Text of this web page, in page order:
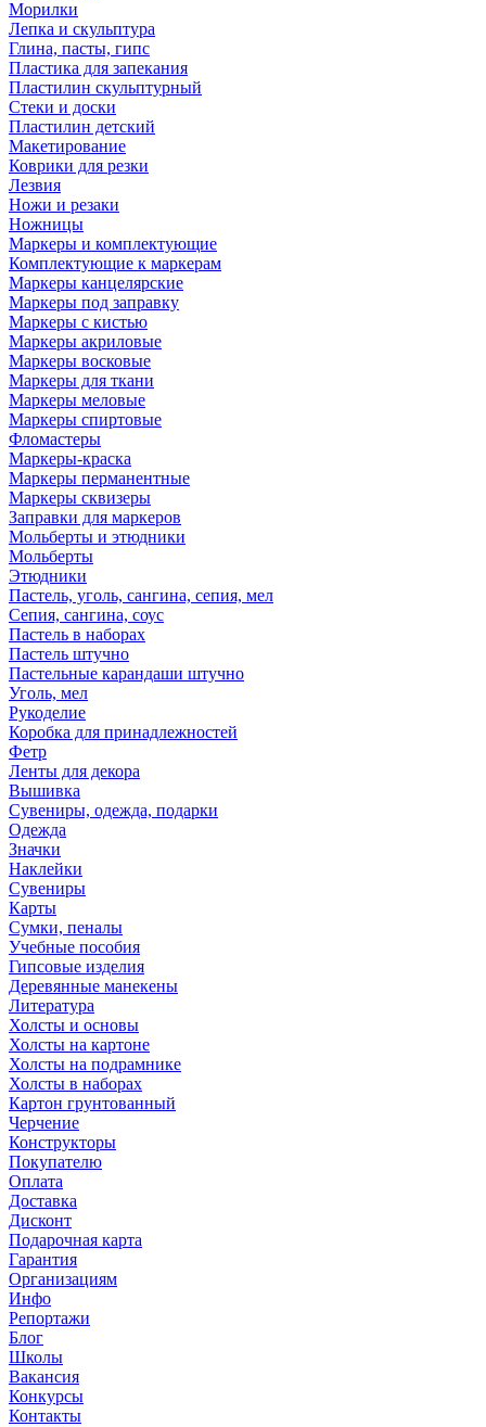
Морилки
Лепка и скульптура
Глина, пасты, гипс
Пластика для запекания
Пластилин скульптурный
Стеки и доски
Пластилин детский
Макетирование
Коврики для резки
Лезвия
Ножи и резаки
Ножницы
Маркеры и комплектующие
Комплектующие к маркерам
Маркеры канцелярские
Маркеры под заправку
Маркеры с кистью
Маркеры акриловые
Маркеры восковые
Маркеры для ткани
Маркеры меловые
Маркеры спиртовые
Фломастеры
Маркеры-краска
Маркеры перманентные
Маркеры сквизеры
Заправки для маркеров
Мольберты и этюдники
Мольберты
Этюдники
Пастель, уголь, сангина, сепия, мел
Сепия, сангина, соус
Пастель в наборах
Пастель штучно
Пастельные карандаши штучно
Уголь, мел
Рукоделие
Коробка для принадлежностей
Фетр
Ленты для декора
Вышивка
Сувениры, одежда, подарки
Одежда
Значки
Наклейки
Сувениры
Карты
Сумки, пеналы
Учебные пособия
Гипсовые изделия
Деревянные манекены
Литература
Холсты и основы
Холсты на картоне
Холсты на подрамнике
Холсты в наборах
Картон грунтованный
Черчение
Конструкторы
Покупателю
Оплата
Доставка
Дисконт
Подарочная карта
Гарантия
Организациям
Инфо
Репортажи
Блог
Школы
Вакансия
Конкурсы
Контакты